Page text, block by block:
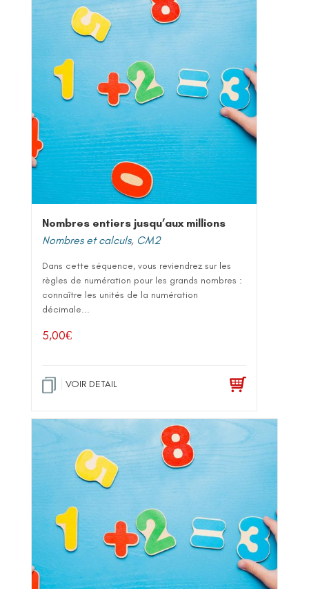
Nombres entiers jusqu’aux millions
Nombres et calculs, CM2
Dans cette séquence, vous reviendrez sur les
règles de numération pour les grands nombres :
connaître les unités de la numération
décimale...
5,00€
VOIR DETAIL